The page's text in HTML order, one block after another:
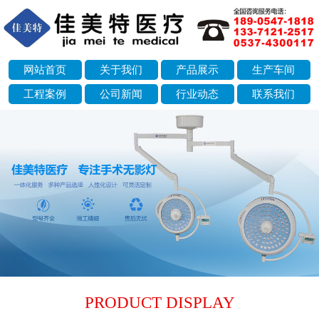
网站首页 关于我们 产品展示 生产车间
工程案例 公司新闻 行业动态 联系我们
next
PRODUCT DISPLAY